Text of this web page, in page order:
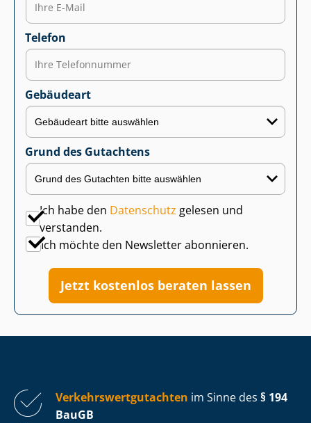
Telefon
Gebäudeart
Grund des Gutachtens
Ich habe den Datenschutz gelesen und
verstanden.
Ich möchte den Newsletter abonnieren.
Jetzt kostenlos beraten lassen
Ver­kehrs­wert­gut­ach­ten im Sinne des § 194
BauGB